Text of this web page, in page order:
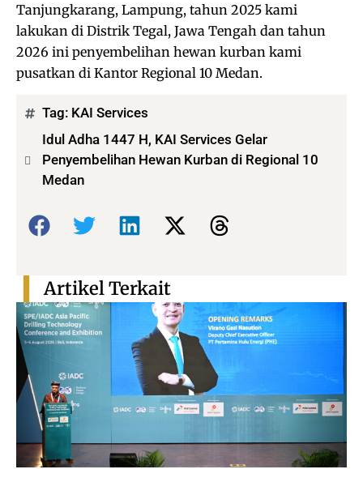
Tanjungkarang, Lampung, tahun 2025 kami
lakukan di Distrik Tegal, Jawa Tengah dan tahun
2026 ini penyembelihan hewan kurban kami
pusatkan di Kantor Regional 10 Medan.
Tag: KAI Services
Idul Adha 1447 H, KAI Services Gelar
Penyembelihan Hewan Kurban di Regional 10
Medan
Bagikan:
Artikel Terkait